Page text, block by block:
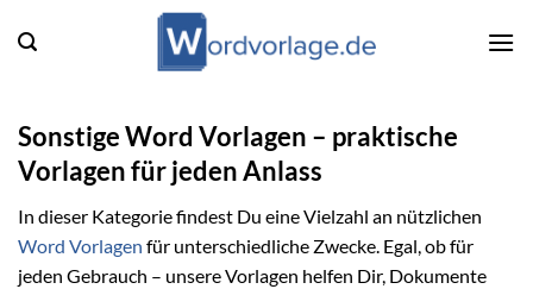
Inhalt
Sonstige Word Vorlagen – praktische
Vorlagen für jeden Anlass
In dieser Kategorie findest Du eine Vielzahl an nützlichen
Word Vorlagen für unterschiedliche Zwecke. Egal, ob für
jeden Gebrauch – unsere Vorlagen helfen Dir, Dokumente